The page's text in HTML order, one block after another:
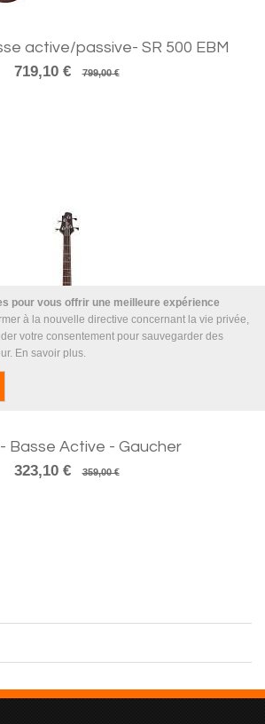
pour vous offrir une meilleure expérience
à la nouvelle directive concernant la vie privée,
votre consentement pour sauvegarder des
En savoir plus
active/passive- SR 500 EBM
719,10 €
799,00 €
Basse Active - Gaucher
323,10 €
359,00 €